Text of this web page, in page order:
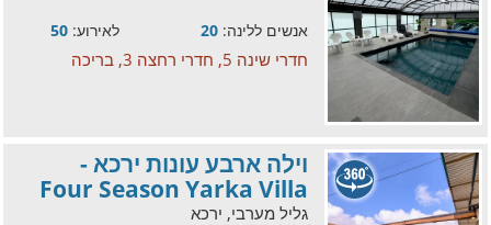
אנשים ללינה: 20 לאירוע: 50
חדרי שינה 5, חדרי רחצה 3, בריכה
וילה ארבע עונות ירכא -
Four Season Yarka Villa
גליל מערבי, ירכא